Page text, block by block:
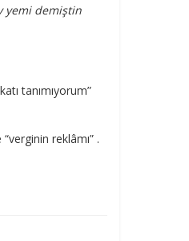
yemi demiştin
tanımıyorum”
reklâmı” .